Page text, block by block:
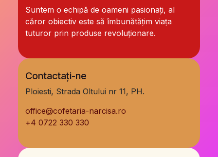
Suntem o echipă de oameni pasionați, al
căror obiectiv este să îmbunătățim viața
tuturor prin produse revoluționare.
Contactați-ne
Ploiesti, Strada Oltului nr 11, PH.
office@cofetaria-narcisa.ro
+4 0722 330 330